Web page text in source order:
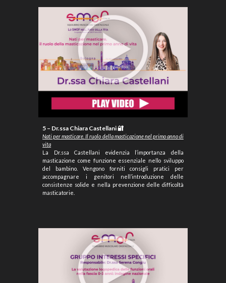
5 – Dr.ssa Chiara Castellani 🔐
Nati per masticare. Il ruolo della masticazione nel primo anno di
vita
La Dr.ssa Castellani evidenzia l’importanza della
masticazione come funzione essenziale nello sviluppo
del bambino. Vengono forniti consigli pratici per
accompagnare i genitori nell’introduzione delle
consistenze solide e nella prevenzione delle difficoltà
masticatorie.